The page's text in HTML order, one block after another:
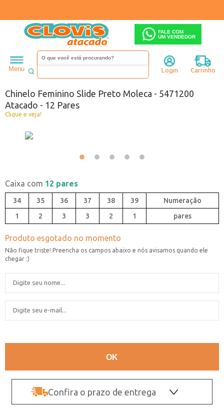
FALE COM
UM VENDEDOR
Menu Login Carrinho
Feminino Chinelo
Chinelo Feminino Slide Preto Moleca - 5471200
Atacado - 12 Pares
Clique e veja!
Caixa com 12 pares
34 35 36 37 38
39
1
2 3 3 2 1 pares
Confira o prazo de entrega